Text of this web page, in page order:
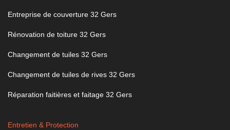
Entreprise de couverture 32 Gers
Rénovation de toiture 32 Gers
Changement de tuiles 32 Gers
Changement de tuiles de rives 32 Gers
Réparation faitières et faitage 32 Gers
Entretien & Protection